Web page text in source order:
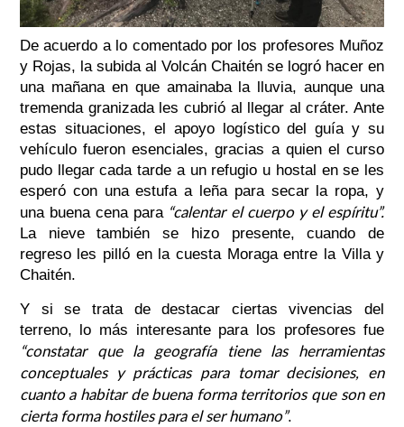
De acuerdo a lo comentado por los profesores Muñoz
y Rojas, la subida al Volcán Chaitén se logró hacer en
una mañana en que amainaba la lluvia, aunque una
tremenda granizada les cubrió al llegar al cráter. Ante
estas situaciones, el apoyo logístico del guía y su
vehículo fueron esenciales, gracias a quien el curso
pudo llegar cada tarde a un refugio u hostal en se les
esperó con una estufa a leña para secar la ropa, y
una buena cena para“calentar el cuerpo y el espíritu”.
La nieve también se hizo presente, cuando de
regreso les pilló en la cuesta Moraga entre la Villa y
Chaitén.
Y si se trata de destacar ciertas vivencias del
terreno, lo más interesante para los profesores fue
“constatar que la geografía tiene las herramientas
conceptuales y prácticas para tomar decisiones, en
cuanto a habitar de buena forma territorios que son en
cierta forma hostiles para el ser humano”.